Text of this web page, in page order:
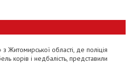
Житомирської області, де поліція
корів і недбалість, представили